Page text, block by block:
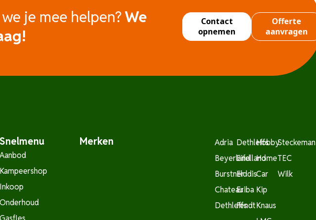
je mee helpen?We
Contact
opnemen
Offerte
aanvragen
Snelmenu
Aanbod
Kampeershop
Inkoop
Onderhoud
Merken
Adria
Beyerland
Burstner
Chateau
Dethleffs
Dethleffs
Eifelland
Elddis
Eriba
Fendt
Hobby
Home
Car
Kip
Knaus
Steckeman
TEC
Wilk